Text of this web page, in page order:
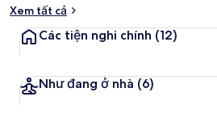
Xem tất cả
Các tiện nghi chính (12)
Như đang ở nhà (6)